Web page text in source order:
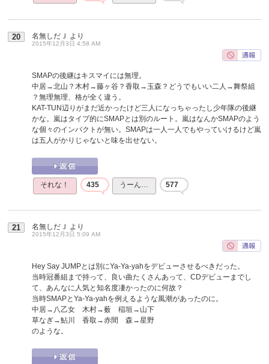
20 名無しだＪ より
2015年12月3日 4:58 AM
SMAPの後継はキスマイには無理。
中居→北山？木村→藤ヶ谷？香取→玉森？どうでもいい二人→舞祭組
？無理無理、格が全く違う。
KAT-TUN辺りがまだ近かったけど三人になっちゃったし少年隊の後継
かな。嵐はタイプ的にSMAPとは別のルート。嵐はなんかSMAPのよう
な個々のインパクトが無い。SMAPは一人一人でもやっていけるけど嵐
は五人がかりじゃないと味を出せない。
それな！ 435 うーん… 577
21 名無しだＪ より
2015年12月3日 5:09 AM
Hey Say JUMPとは別にYa-Ya-yahをデビューさせるべきだった。
当時冠番組まで持って、良い曲たくさんあって、CDデビューまでし
て、あんなに人気と知名度凄かったのに何故？
当時SMAPとYa-Ya-yahを例えるような風潮があったのに。
中居→八乙女 木村→薮 稲垣→山下
草なぎ→鮎川 香取→赤間 森→星野
のような。